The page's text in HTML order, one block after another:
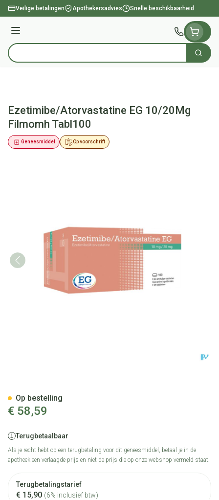
Ga naar de inhoud
Veilige betalingen Apothekersadvies Snelle beschikbaarheid
Menu
Product, merk, categorie... Zoek
Ezetimibe/Atorvastatine EG 10/20Mg
Filmomh Tabl100
Op voorschrift
Geneesmiddel
€ 58,59
Terugbetaalbaar
Als je recht hebt op een terugbetaling voor dit geneesmiddel, betaal je in de
apotheek een verlaagde prijs en niet de prijs die op onze webshop vermeld staat.
Terugbetalingstarief
€ 15,90 (6% inclusief btw)
Op bestelling